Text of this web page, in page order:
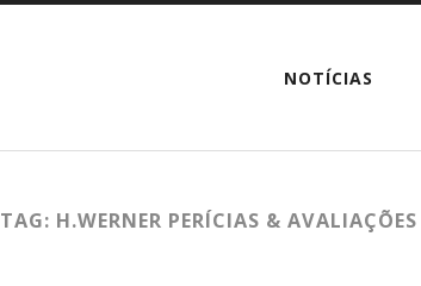
NOTÍCIAS
TAG: H.WERNER PERÍCIAS & AVALIAÇÕES